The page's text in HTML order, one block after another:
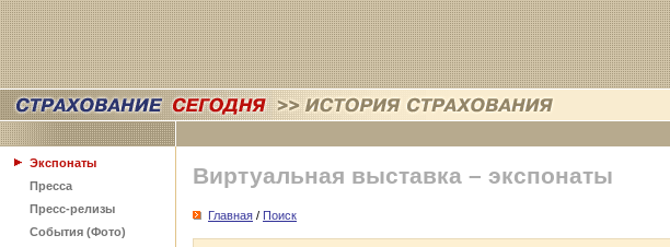
Экспонаты
Пресса
Пресс-релизы
События (Фото)
Виртуальная выставка – экспонаты
Главная / Поиск